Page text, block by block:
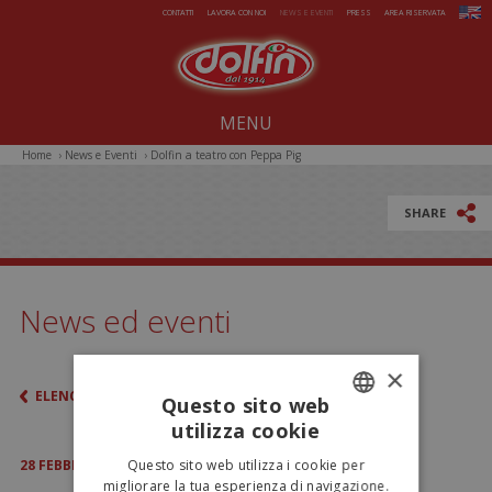
Salta al contenuto principaleCONTATTI LAVORA CON NOI NEWS E EVENTI PRESS AREA RISERVATA
Noi dal 1914
Pasqua sorprendente
MENU
Home › News e Eventi › Dolfin a teatro con Peppa Pig
SHARE
News ed eventi
ELENCO
28 FEBBRAIO 2014
ENGLISH
×
Questo sito web
utilizza cookie
Questo sito web utilizza i cookie per
migliorare la tua esperienza di navigazione.